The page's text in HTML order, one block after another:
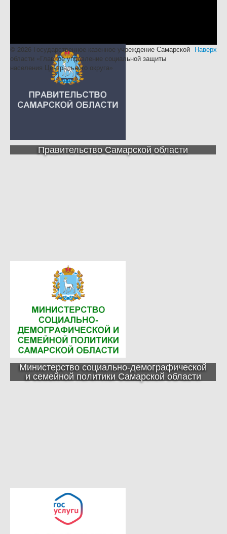
Правительство Самарской области
Министерство социально-демографической
и семейной политики Самарской области
Наверх
© 2026 Государственное казенное учреждение Самарской
области «Главное управление социальной защиты
населения Центрального округа»